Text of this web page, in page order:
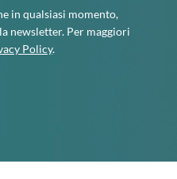
in qualsiasi momento,
newsletter. Per maggiori
Policy.